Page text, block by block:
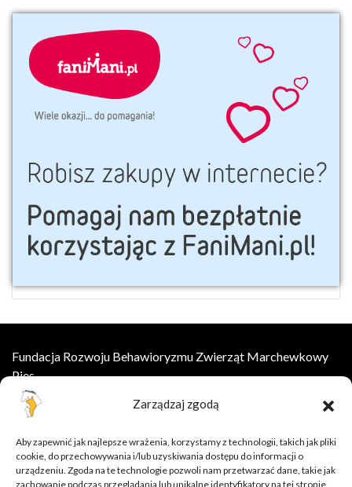
Zarządzaj zgodą
Aby zapewnić jak najlepsze wrażenia, korzystamy z technologii, takich jak pliki
cookie, do przechowywania i/lub uzyskiwania dostępu do informacji o
urządzeniu. Zgoda na te technologie pozwoli nam przetwarzać dane, takie jak
zachowanie podczas przeglądania lub unikalne identyfikatory na tej stronie.
długa
Fundacja Rozwoju Behawioryzmu Zwierząt Marchewkowy
Pies
ul.Wesoła 8, 55-002 Łany
kontakt@marchewkowypies.org
Szkolenia online